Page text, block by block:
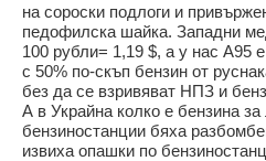
на сороски подлоги и
педофилска шайка. Западни
100 рубли= 1,19 $, а у нас А95
с 50% по-скъп бензин от
без да се взривяват НПЗ и
А в Украйна колко е бензина
бензиностанции бяха
извиха опашки по